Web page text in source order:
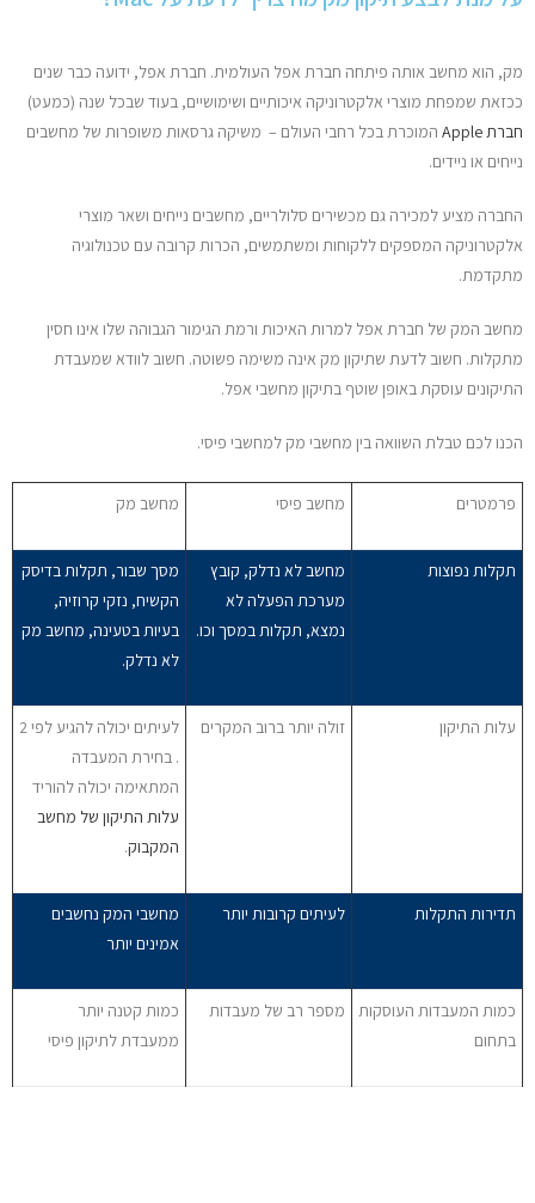
מק, הוא מחשב אותה פיתחה חברת אפל העולמית. חברת אפל, ידועה כבר שנים
ככזאת שמפחת מוצרי אלקטרוניקה איכותיים ושימושיים, בעוד שבכל שנה (כמעט)
חברת Apple
המוכרת בכל רחבי העולם – משיקה גרסאות משופרות של מחשבים
נייחים או ניידים.
החברה מציע למכירה גם מכשירים סלולריים, מחשבים נייחים ושאר מוצרי
אלקטרוניקה המספקים ללקוחות ומשתמשים, הכרות קרובה עם טכנולוגיה
מתקדמת.
מחשב המק של חברת אפל למרות האיכות ורמת הגימור הגבוהה שלו אינו חסין
מתקלות. חשוב לדעת שתיקון מק אינה משימה פשוטה. חשוב לוודא שמעבדת
התיקונים עוסקת באופן שוטף בתיקון מחשבי אפל.
הכנו לכם טבלת השוואה בין מחשבי מק למחשבי פיסי.
פרמטרים מחשב פיסי מחשב מק
תקלות נפוצות
מחשב לא נדלק, קובץ
מערכת הפעלה לא
נמצא, תקלות במסך וכו.
מסך שבור, תקלות בדיסק
הקשיח, נזקי קרוזיה,
בעיות בטעינה, מחשב מק
לא נדלק.
עלות התיקון זולה יותר ברוב המקרים
לעיתים יכולה להגיע לפי 2
. בחירת המעבדה
המתאימה יכולה להוריד
עלות התיקון של מחשב
המקבוק.
תדירות התקלות לעיתים קרובות יותר
מחשבי המק נחשבים
אמינים יותר
כמות המעבדות העוסקות
בתחום
מספר רב של מעבדות
כמות קטנה יותר
ממעבדת לתיקון פיסי